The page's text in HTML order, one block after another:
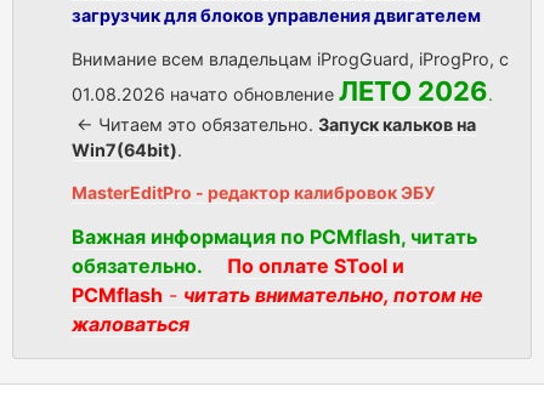
загрузчик для блоков управления двигателем
Внимание всем владельцам iProgGuard, iProgPro, с
01.08.2026 начато обновление ЛЕТО 2026.
<- Читаем это обязательно. Запуск кальков на
Win7(64bit).
MasterEditPro - редактор калибровок ЭБУ
Важная информация по PCMflash, читать
обязательно.
По оплате STool и
PCMflash - читать внимательно, потом не
жаловаться